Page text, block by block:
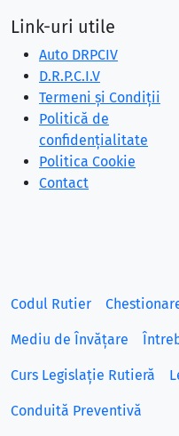
Link-uri utile
Auto DRPCIV
D.R.P.C.I.V
Termeni și Condiții
Politică de
confidențialitate
Politica Cookie
Contact
Codul Rutier
Mediu de Învățare
Curs Legislație Rutieră
Conduită Preventivă